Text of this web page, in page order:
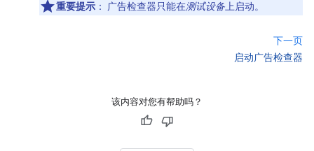
重要提示 ： 广告检查器只能在测试设备 上启动。
下一页
启动广告检查器
该内容对您有帮助吗？